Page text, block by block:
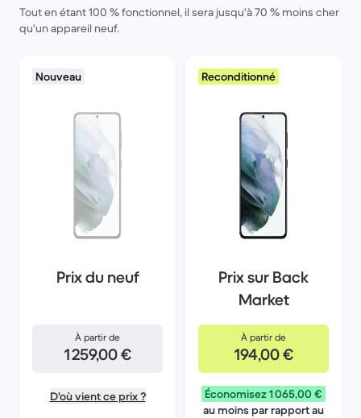
Tout en étant 100 % fonctionnel, il sera jusqu'à 70 % moins cher
qu'un appareil neuf.
Nouveau
Prix du neuf
À partir de
1 259,00 €
D'où vient ce prix ?
Reconditionné
Prix sur Back
Market
À partir de
194,00 €
Économisez 1 065,00 €
au moins par rapport au